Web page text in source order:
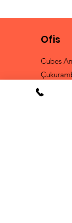
Ofis
Cubes